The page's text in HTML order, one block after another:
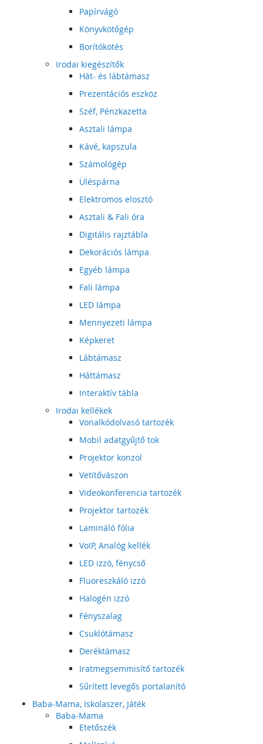
Papírvágó
Könyvkötőgép
Borítókötés
Irodai kiegészítők
Hát- és lábtámasz
Prezentációs eszköz
Széf, Pénzkazetta
Asztali lámpa
Kávé, kapszula
Számológép
Üléspárna
Elektromos elosztó
Asztali & Fali óra
Digitális rajztábla
Dekorációs lámpa
Egyéb lámpa
Fali lámpa
LED lámpa
Mennyezeti lámpa
Képkeret
Lábtámasz
Háttámasz
Interaktív tábla
Irodai kellékek
Vonalkódolvasó tartozék
Mobil adatgyűjtő tok
Projektor konzol
Vetítővászon
Videokonferencia tartozék
Projektor tartozék
Lamináló fólia
VoIP, Analóg kellék
LED izzó, fénycső
Fluoreszkáló izzó
Halogén izzó
Fényszalag
Csuklótámasz
Deréktámasz
Iratmegsemmisítő tartozék
Sűrített levegős portalanító
Baba-Mama, Iskolaszer, Játék
Baba-Mama
Etetőszék